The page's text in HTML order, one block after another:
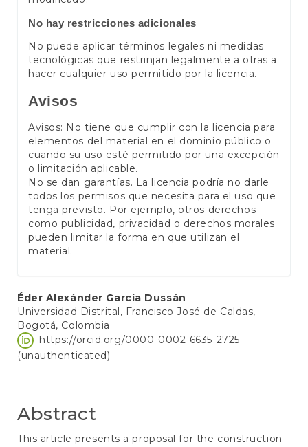
No hay restricciones adicionales
No puede aplicar términos legales ni medidas
tecnológicas que restrinjan legalmente a otras a
hacer cualquier uso permitido por la licencia.
Avisos
Avisos: No tiene que cumplir con la licencia para
elementos del material en el dominio público o
cuando su uso esté permitido por una excepción
o limitación aplicable.
No se dan garantías. La licencia podría no darle
todos los permisos que necesita para el uso que
tenga previsto. Por ejemplo, otros derechos
como publicidad, privacidad o derechos morales
pueden limitar la forma en que utilizan el
material.
Main
Article
Content
Éder Alexánder García Dussán
Universidad Distrital, Francisco José de Caldas,
Bogotá, Colombia
https://orcid.org/0000-0002-6635-2725
(unauthenticated)
Abstract
This article presents a proposal for the construction